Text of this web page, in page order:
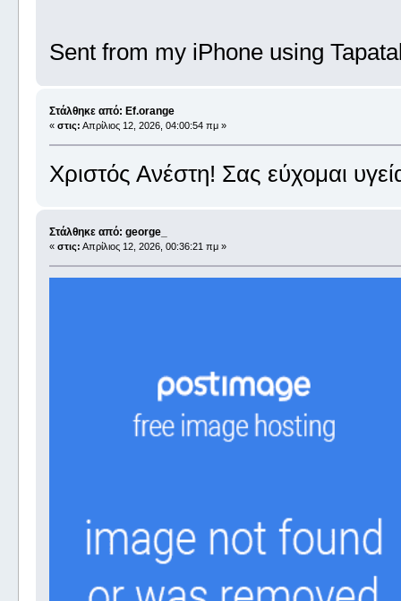
Sent from my iPhone using
Στάλθηκε από: Ef.orange
« στις: Απρίλιος 12, 2026, 04:00:54 πμ »
Χριστός Ανέστη! Σας εύχομαι
Στάλθηκε από: george_
« στις: Απρίλιος 12, 2026, 00:36:21 πμ »